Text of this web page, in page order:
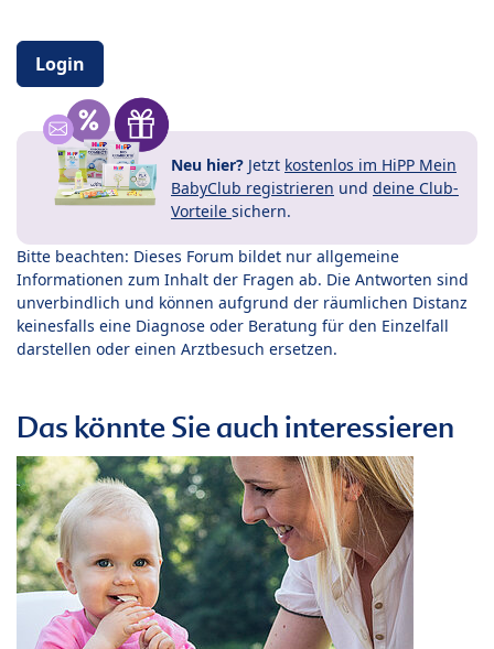
Login
Neu hier? Jetzt kostenlos im HiPP Mein
BabyClub registrieren und deine Club-
Vorteile sichern.
Bitte beachten: Dieses Forum bildet nur allgemeine
Informationen zum Inhalt der Fragen ab. Die Antworten sind
unverbindlich und können aufgrund der räumlichen Distanz
keinesfalls eine Diagnose oder Beratung für den Einzelfall
darstellen oder einen Arztbesuch ersetzen.
Das könnte Sie auch interessieren